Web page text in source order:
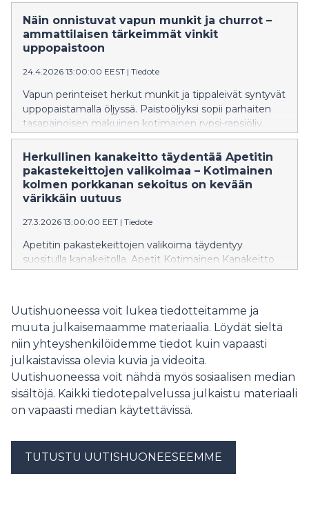
Näin onnistuvat vapun munkit ja churrot –
ammattilaisen tärkeimmät vinkit
uppopaistoon
24.4.2026 13:00:00 EEST | Tiedote
Vapun perinteiset herkut munkit ja tippaleivät syntyvät
uppopaistamalla öljyssä. Paistoöljyksi sopii parhaiten
tasapainoisen makuinen kotimainen rypsi-rapsiöljy.
Apetitin kasvisruokamestari Teemu Hursti tarjoaa
vinkit, joilla saavutat maukkaan ja kuohkean
lopputuloksen. Vapun herkut syntyvät turvallisesti, kun
huomioit muutaman asian.
Herkullinen kanakeitto täydentää Apetitin
pakastekeittojen valikoimaa – Kotimainen
kolmen porkkanan sekoitus on kevään
värikkäin uutuus
27.3.2026 13:00:00 EET | Tiedote
Apetitin pakastekeittojen valikoima täydentyy
suositulla kanakeitolla. Apetit Kotimainen Kanakeitto
sopii makumaailmaltaan koko perheelle ja sillä on
sekoitus on puolestaan pakastealtaan uusi yhden
juureksen värikäs ja monikäyttöinen sekoitus.
Uutishuoneessa voit lukea tiedotteitamme ja
muuta julkaisemaamme materiaalia. Löydät sieltä
niin yhteyshenkilöidemme tiedot kuin vapaasti
julkaistavissa olevia kuvia ja videoita.
Uutishuoneessa voit nähdä myös sosiaalisen median
sisältöjä. Kaikki tiedotepalvelussa julkaistu materiaali
on vapaasti median käytettävissä.
TUTUSTU UUTISHUONEESEEMME